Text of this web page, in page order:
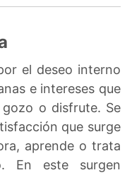
el deseo interno
e intereses que
o disfrute. Se
que surge
aprende o trata
En este surgen